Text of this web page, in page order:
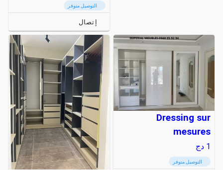
التوصيل متوفر
إتصال
Dressing sur
mesures
1 دج
التوصيل متوفر